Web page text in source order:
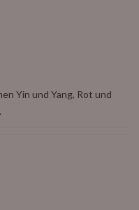
Yin und Yang, Rot und